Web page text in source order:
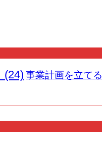
(24) 事業計画を立てる